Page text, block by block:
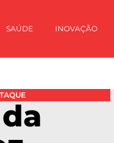
SAÚDE INOVAÇÃO